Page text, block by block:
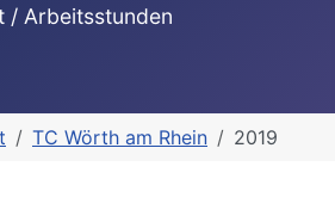
/ Arbeitsstunden
TC Wörth am Rhein 2019